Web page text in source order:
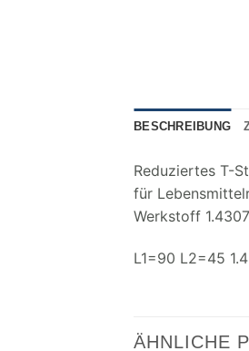
BESCHREIBUNG
Reduziertes T-
für
Werkstoff
L1=90 L2=45
ÄHNLICHE